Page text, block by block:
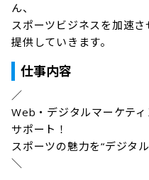
ん、
スポーツビジネスを加速
提供していきます。
仕事内容
／
Web・デジタルマーケテ
サポート！
スポーツの魅力を“デジタ
＼